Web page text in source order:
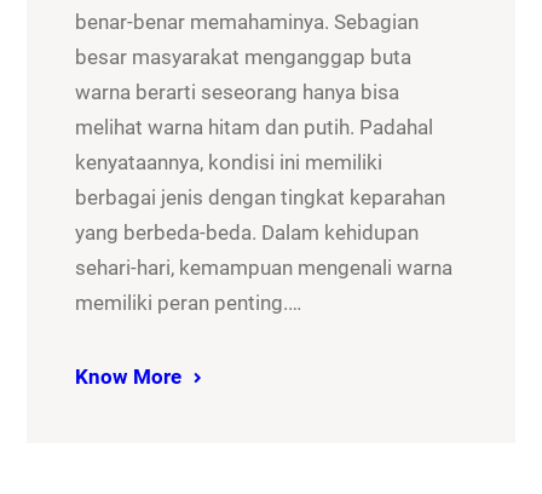
benar-benar memahaminya. Sebagian
besar masyarakat menganggap buta
warna berarti seseorang hanya bisa
melihat warna hitam dan putih. Padahal
kenyataannya, kondisi ini memiliki
berbagai jenis dengan tingkat keparahan
yang berbeda-beda. Dalam kehidupan
sehari-hari, kemampuan mengenali warna
memiliki peran penting.…
Know More